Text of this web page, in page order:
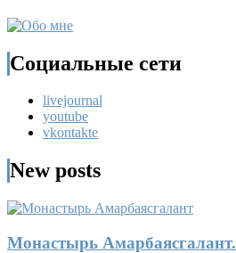
Социальные сети
livejournal
youtube
vkontakte
New posts
Монастырь Амарбаясгалант.